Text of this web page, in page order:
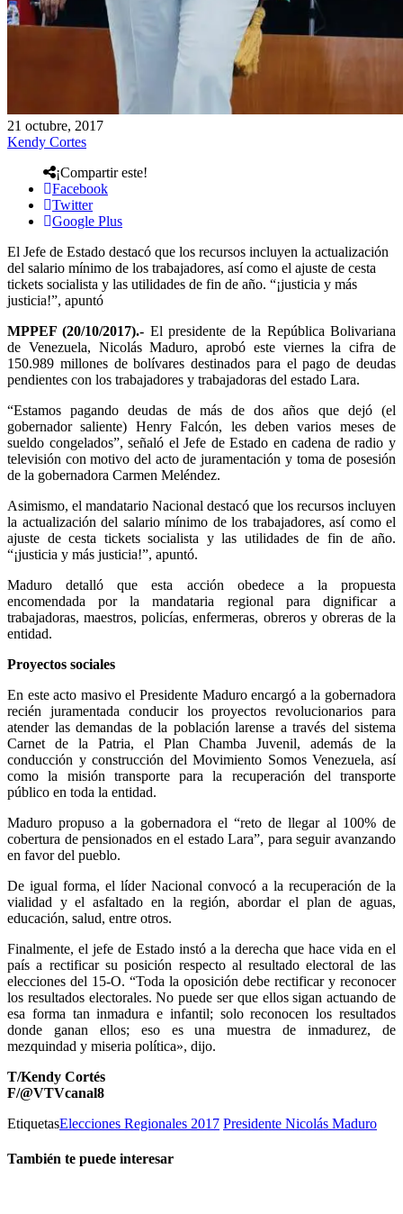
21 octubre, 2017
Kendy Cortes
¡Compartir este!
Facebook
Twitter
Google Plus
El Jefe de Estado destacó que los recursos incluyen la actualización
del salario mínimo de los trabajadores, así como el ajuste de cesta
tickets socialista y las utilidades de fin de año. “¡justicia y más
justicia!”, apuntó
MPPEF (20/10/2017).- El presidente de la República Bolivariana
de Venezuela, Nicolás Maduro, aprobó este viernes la cifra de
150.989 millones de bolívares destinados para el pago de deudas
pendientes con los trabajadores y trabajadoras del estado Lara.
“Estamos pagando deudas de más de dos años que dejó (el
gobernador saliente) Henry Falcón, les deben varios meses de
sueldo congelados”, señaló el Jefe de Estado en cadena de radio y
televisión con motivo del acto de juramentación y toma de posesión
de la gobernadora Carmen Meléndez.
Asimismo, el mandatario Nacional destacó que los recursos incluyen
la actualización del salario mínimo de los trabajadores, así como el
ajuste de cesta tickets socialista y las utilidades de fin de año.
“¡justicia y más justicia!”, apuntó.
Maduro detalló que esta acción obedece a la propuesta
encomendada por la mandataria regional para dignificar a
trabajadoras, maestros, policías, enfermeras, obreros y obreras de la
entidad.
Proyectos sociales
En este acto masivo el Presidente Maduro encargó a la gobernadora
recién juramentada conducir los proyectos revolucionarios para
atender las demandas de la población larense a través del sistema
Carnet de la Patria, el Plan Chamba Juvenil, además de la
conducción y construcción del Movimiento Somos Venezuela, así
como la misión transporte para la recuperación del transporte
público en toda la entidad.
Maduro propuso a la gobernadora el “reto de llegar al 100% de
cobertura de pensionados en el estado Lara”, para seguir avanzando
en favor del pueblo.
De igual forma, el líder Nacional convocó a la recuperación de la
vialidad y el asfaltado en la región, abordar el plan de aguas,
educación, salud, entre otros.
Finalmente, el jefe de Estado instó a la derecha que hace vida en el
país a rectificar su posición respecto al resultado electoral de las
elecciones del 15-O. “Toda la oposición debe rectificar y reconocer
los resultados electorales. No puede ser que ellos sigan actuando de
esa forma tan inmadura e infantil; solo reconocen los resultados
donde ganan ellos; eso es una muestra de inmadurez, de
mezquindad y miseria política», dijo.
T/Kendy Cortés
F/@VTVcanal8
EtiquetasElecciones Regionales 2017 Presidente Nicolás Maduro
También te puede interesar